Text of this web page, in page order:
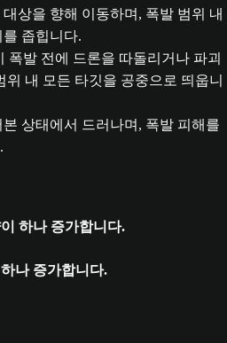
상을 향해 이동하며, 폭발 범위 내
좁힙니다.
폭발 전에 드론을 따돌리거나 파괴
내 모든 타깃을 공중으로 띄웁니
상태에서 드러나며, 폭발 피해를
하나 증가합니다.
나 증가합니다.